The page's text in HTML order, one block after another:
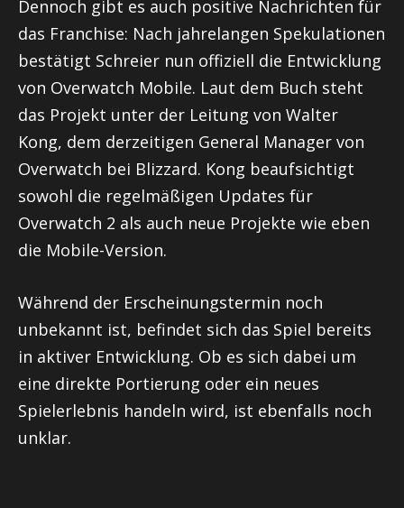
Dennoch gibt es auch positive Nachrichten für
das Franchise: Nach jahrelangen Spekulationen
bestätigt Schreier nun offiziell die Entwicklung
von Overwatch Mobile. Laut dem Buch steht
das Projekt unter der Leitung von Walter
Kong, dem derzeitigen General Manager von
Overwatch bei Blizzard. Kong beaufsichtigt
sowohl die regelmäßigen Updates für
Overwatch 2 als auch neue Projekte wie eben
die Mobile-Version.
Während der Erscheinungstermin noch
unbekannt ist, befindet sich das Spiel bereits
in aktiver Entwicklung. Ob es sich dabei um
eine direkte Portierung oder ein neues
Spielerlebnis handeln wird, ist ebenfalls noch
unklar.